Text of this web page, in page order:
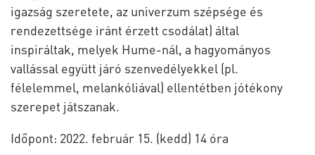
igazság szeretete, az univerzum szépsége és
rendezettsége iránt érzett csodálat) által
inspiráltak, melyek Hume-nál, a hagyományos
vallással együtt járó szenvedélyekkel (pl.
félelemmel, melankóliával) ellentétben jótékony
szerepet játszanak.
Időpont: 2022. február 15. (kedd) 14 óra